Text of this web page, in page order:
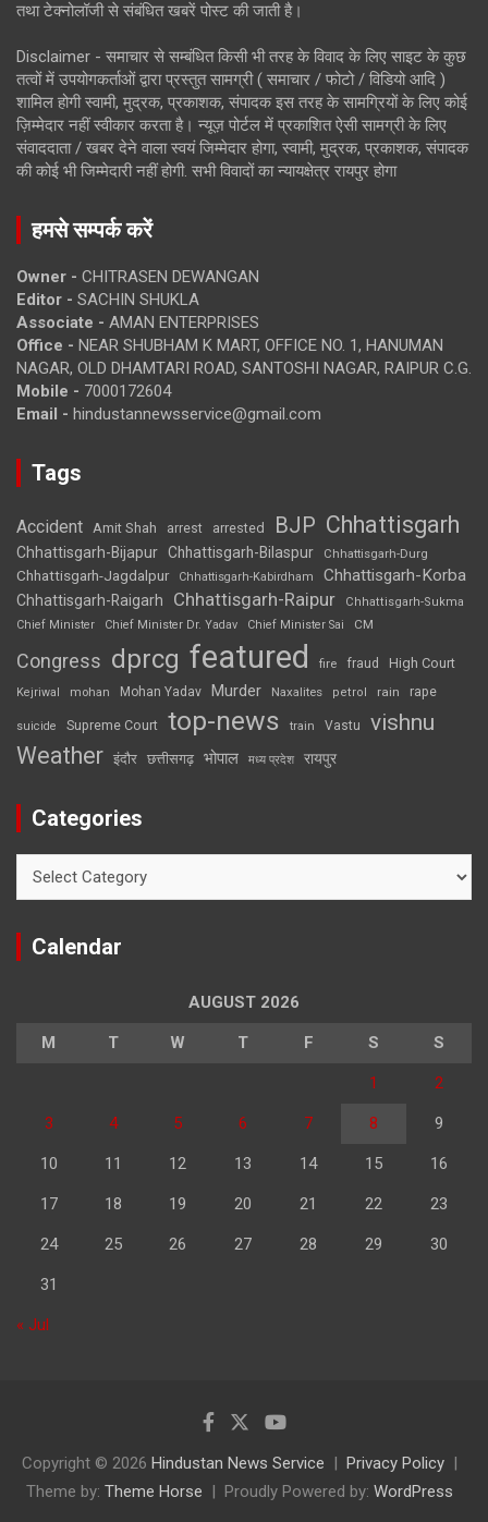
तथा टेक्नोलॉजी से संबंधित खबरें पोस्ट की जाती है।
Disclaimer - समाचार से सम्बंधित किसी भी तरह के विवाद के लिए साइट के कुछ
तत्वों में उपयोगकर्ताओं द्वारा प्रस्तुत सामग्री ( समाचार / फोटो / विडियो आदि )
शामिल होगी स्वामी, मुद्रक, प्रकाशक, संपादक इस तरह के सामग्रियों के लिए कोई
ज़िम्मेदार नहीं स्वीकार करता है। न्यूज़ पोर्टल में प्रकाशित ऐसी सामग्री के लिए
संवाददाता / खबर देने वाला स्वयं जिम्मेदार होगा, स्वामी, मुद्रक, प्रकाशक, संपादक
की कोई भी जिम्मेदारी नहीं होगी. सभी विवादों का न्यायक्षेत्र रायपुर होगा
हमसे सम्पर्क करें
Owner - CHITRASEN DEWANGAN
Editor - SACHIN SHUKLA
Associate - AMAN ENTERPRISES
Office - NEAR SHUBHAM K MART, OFFICE NO. 1, HANUMAN
NAGAR, OLD DHAMTARI ROAD, SANTOSHI NAGAR, RAIPUR C.G.
Mobile - 7000172604
Email - hindustannewsservice@gmail.com
Tags
Accident Amit Shah arrest arrested BJP Chhattisgarh
Chhattisgarh-Bijapur Chhattisgarh-Bilaspur Chhattisgarh-Durg
Chhattisgarh-Jagdalpur Chhattisgarh-Kabirdham Chhattisgarh-Korba
Chhattisgarh-Raigarh Chhattisgarh-Raipur
Chhattisgarh-Sukma
Chief Minister
Chief Minister Dr. Yadav Chief Minister Sai CM
Congress dprcg featured fire fraud High Court
Kejriwal mohan Mohan Yadav Murder Naxalites petrol rain rape
suicide Supreme Court top-news train Vastu vishnu
Weather इंदौर छत्तीसगढ़ भोपाल मध्य प्रदेश रायपुर
Categories
Calendar
AUGUST 2026
M T W T F S S
1 2
3 4 5 6 7 8 9
10 11 12 13 14 15 16
17 18 19 20 21 22 23
24 25 26 27 28 29 30
31
« Jul
Copyright © 2026 Hindustan News Service
Privacy Policy
Theme by: Theme Horse Proudly Powered by: WordPress